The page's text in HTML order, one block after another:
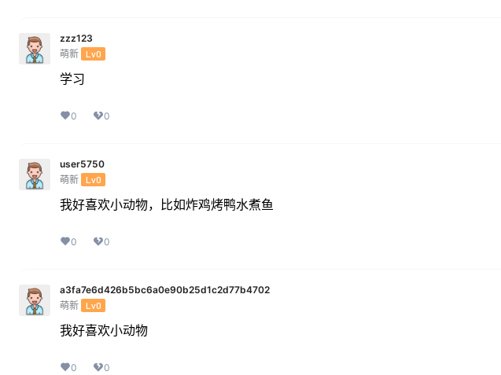
zzz123
萌新 Lv0
学习
0 0
user5750
萌新 Lv0
我好喜欢小动物，比如炸鸡烤鸭水煮鱼
0 0
a3fa7e6d426b5bc6a0e90b25d1c2d77b4702
萌新 Lv0
我好喜欢小动物
0 0